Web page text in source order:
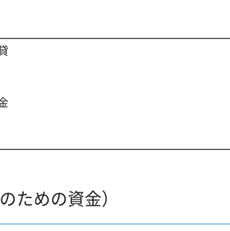
ための資金）